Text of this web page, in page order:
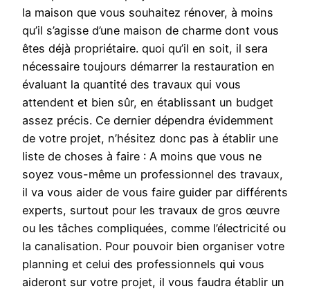
la maison que vous souhaitez rénover, à moins
qu’il s’agisse d’une maison de charme dont vous
êtes déjà propriétaire. quoi qu’il en soit, il sera
nécessaire toujours démarrer la restauration en
évaluant la quantité des travaux qui vous
attendent et bien sûr, en établissant un budget
assez précis. Ce dernier dépendra évidemment
de votre projet, n’hésitez donc pas à établir une
liste de choses à faire : A moins que vous ne
soyez vous-même un professionnel des travaux,
il va vous aider de vous faire guider par différents
experts, surtout pour les travaux de gros œuvre
ou les tâches compliquées, comme l’électricité ou
la canalisation. Pour pouvoir bien organiser votre
planning et celui des professionnels qui vous
aideront sur votre projet, il vous faudra établir un